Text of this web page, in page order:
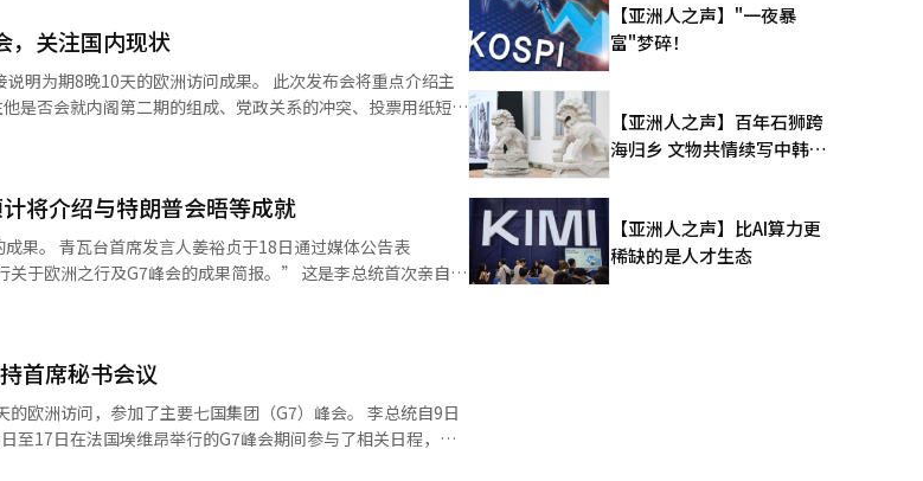
表示：“与特朗普总统的关系没有变化”，并称“双方没有互
La7于18日公开了特朗普总统
尼总理请求与我拍照。”他还称：“梅洛尼很高兴能与我交
视频立即反驳，称特
美国总统为何以这种方式对待盟友。”她强调：“特朗普总
为朋友以提高她的支持率。”对此，梅洛尼通过Instagram回
界也表示反
言论不仅侮辱了梅洛尼总理，也侮辱了整个意大利。”因
比奥会面的行程。各党派人士也表示：“意大利没有理由被公
，关注国内现状
明为期8晚10天的欧洲访问成果。 此次发布会将重点介绍主
是否会就内阁第二期的组成、党政关系的冲突、投票用纸短缺
秋馆进行此次发布会。青瓦台首席发言人姜裕正在前一天的媒
。 此外，他还提出了加强高科技产业和能源领域合作的问
海外发展条件。同时，他与教皇方济各和美国总统唐纳德·
同时，李总统还将在下午3时召开首席顾问会议，检查夏季自
统翻译与编辑。
将介绍与特朗普会晤等成就
果。 青瓦台首席发言人姜裕贞于18日通过媒体公告表
于欧洲之行及G7峰会的成果简报。” 这是李总统首次亲自说
平的支持请求以及欧盟在钢铁和碳排放监管方面的合作请求
在意大利的国宾访问中，双方将两国关系提升为“特别战略
求对朝鲜半岛和平的支持。 在G7峰会上，李总统提出了国际
访期间，他与德国、加拿大、肯尼亚等国进行了双边会谈，
岛问题。※ 本报道经人工智能（AI）系统翻译与编辑。
首席秘书会议
欧洲访问，参加了主要七国集团（G7）峰会。 李总统自9日
至17日在法国埃维昂举行的G7峰会期间参与了相关日程，最
代表及韩炳道院内代表等人迎接了李总统。 青瓦台的强勋植
【亚洲人之声】"一夜暴
富"梦碎！
【亚洲人之声】百年石狮跨
海归乡 文物共情续写中韩人
【亚洲人之声】比AI算力更
稀缺的是人才生态